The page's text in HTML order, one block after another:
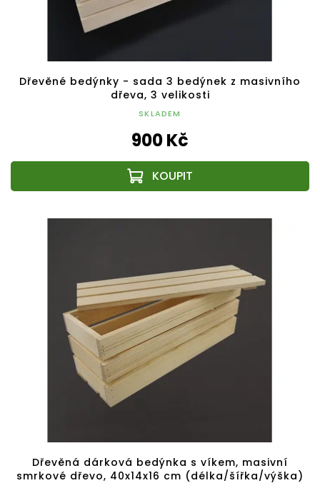
Dřevěné bedýnky - sada 3 bedýnek z masivního
dřeva, 3 velikosti
SKLADEM
900 Kč
Dřevěná dárková bedýnka s víkem, masivní
smrkové dřevo, 40x14x16 cm (délka/šířka/výška)